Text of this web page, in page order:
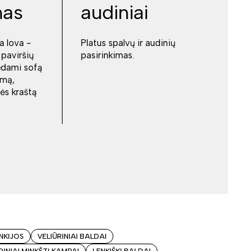
lova -
sofą
kraštą
audiniai
Platus spalvų ir audinių
pasirinkimas.
VELIŪRINIAI BALDAI